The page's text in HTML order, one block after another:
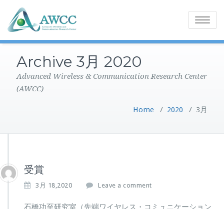
Toggle
Archive 3月 2020
Advanced Wireless & Communication Research Center
(AWCC)
Home / 2020 / 3月
受賞
3月 18,2020 Leave a comment
石橋功至研究室（先端ワイヤレス・コミュニケーション